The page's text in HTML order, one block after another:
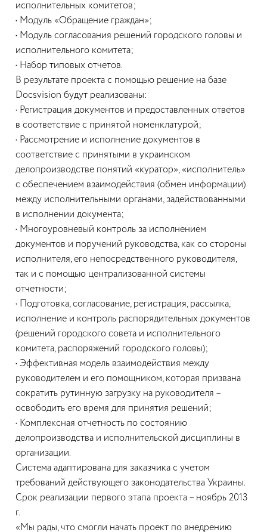
исполнительных комитетов;
• Модуль «Обращение граждан»;
• Модуль согласования решений городского головы и
исполнительного комитета;
• Набор типовых отчетов.
В результате проекта с помощью решение на базе
Docsvision будут реализованы:
• Регистрация документов и предоставленных ответов
в соответствие с принятой номенклатурой;
• Рассмотрение и исполнение документов в
соответствие с принятыми в украинском
делопроизводстве понятий «куратор», «исполнитель»
с обеспечением взаимодействия (обмен информации)
между исполнительными органами, задействованными
в исполнении документа;
• Многоуровневый контроль за исполнением
документов и поручений руководства, как со стороны
исполнителя, его непосредственного руководителя,
так и с помощью централизованной системы
отчетности;
•
Подготовка, согласование, регистрация, рассылка,
исполнение и контроль распорядительных документов
(решений городского совета и исполнительного
комитета, распоряжений городского головы);
• Эффективная модель взаимодействия между
руководителем и его помощником, которая призвана
сократить рутинную загрузку на руководителя –
освободить его время для принятия решений;
• Комплексная отчетность по состоянию
делопроизводства и исполнительской дисциплины в
организации.
Система адаптирована для заказчика с учетом
требований действующего законодательства Украины.
Срок реализации первого этапа проекта – ноябрь 2013
г.
«Мы рады, что смогли начать проект по внедрению